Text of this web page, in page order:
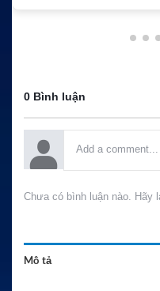
0 Bình luận
Chưa có bình luận nào. Hãy
Mô tả